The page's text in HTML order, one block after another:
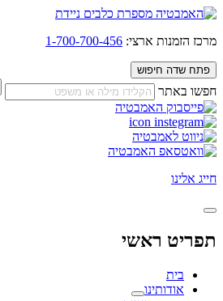
הגדלת טקסט
הקטנת
טקסט
איפוס טקסט
ניגודיות כהה
הדגשת כותרות
ארצי: 1-700-700-456
חיפוש
באתר
ראשי
אודותינו